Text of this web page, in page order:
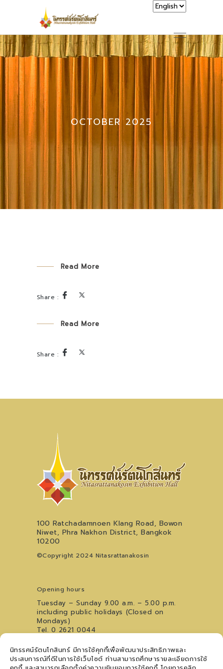
นิทรรศน์รัตนโกสินทร์ มีการใช้คุกกี้เพื่อพัฒนาประสิทธิภาพและ
ประสบการณ์ที่ดีในการใช้เว็บไซต์ ท่านสามารถศึกษารายละเอียดการใช้
OCTOBER 2025
Read More
Read More
100 Ratchadamnoen Klang Road, Bowon
Niwet, Phra Nakhon District, Bangkok
10200
©Copyright 2024 Nitasrattanakosin
Opening hours
Tuesday – Sunday 9.00 a.m. – 5.00 p.m.
including public holidays (Closed on
Mondays)
Tel. 0 2621 0044
For inquiries regarding the Youth Art
Performance Stage, please contact09
5476 5868